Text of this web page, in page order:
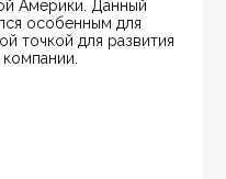
Америки. Данный
особенным для
точкой для развития